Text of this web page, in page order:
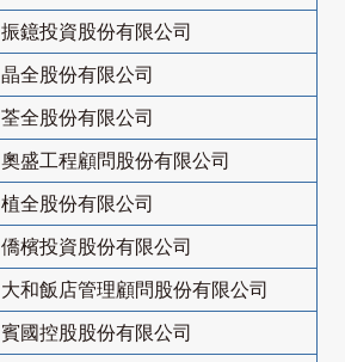
振鐿投資股份有限公司
晶全股份有限公司
荃全股份有限公司
奧盛工程顧問股份有限公司
植全股份有限公司
僑檳投資股份有限公司
大和飯店管理顧問股份有限公司
賓國控股股份有限公司